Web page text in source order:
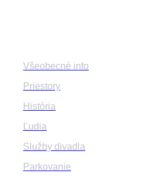
Všeobecné info
Priestory
História
Ľudia
Služby divadla
Parkovanie